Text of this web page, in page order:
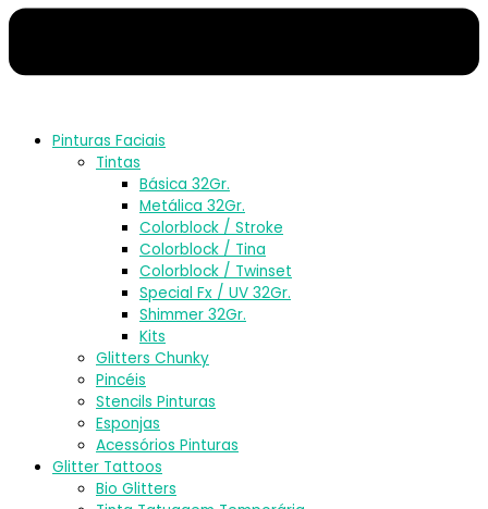
Pinturas Faciais
Tintas
Básica 32Gr.
Metálica 32Gr.
Colorblock / Stroke
Colorblock / Tina
Colorblock / Twinset
Special Fx / UV 32Gr.
Shimmer 32Gr.
Kits
Glitters Chunky
Pincéis
Stencils Pinturas
Esponjas
Acessórios Pinturas
Glitter Tattoos
Bio Glitters